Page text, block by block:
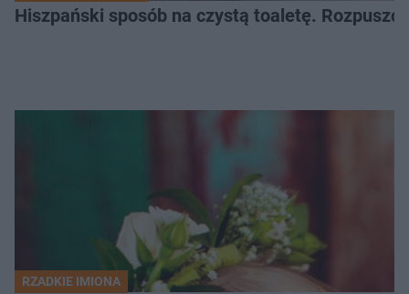
Hiszpański sposób na czystą toaletę.
RZADKIE IMIONA